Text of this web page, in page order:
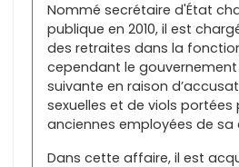
Nommé secrétaire d'État
publique en 2010, il est
des retraites dans la
cependant le gouvernement
suivante en raison
sexuelles et de viols portées
anciennes employées de sa
Dans cette affaire, il est